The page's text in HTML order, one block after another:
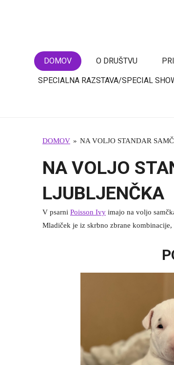
DOMOV O DRUŠTVU
SPECIALNA RAZSTAVA/SPECIAL
DOMOV » NA VOLJO STANDAR
NA VOLJO
LJUBLJENČKA
V psarni Poisson Ivy imajo na voljo
Mladiček je iz skrbno zbrane